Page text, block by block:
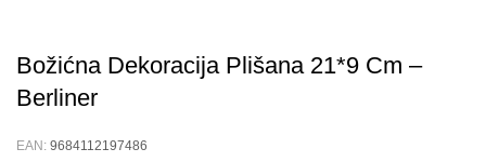
Božićna Dekoracija Plišana 21*9 Cm –
Berliner
EAN: 9684112197486